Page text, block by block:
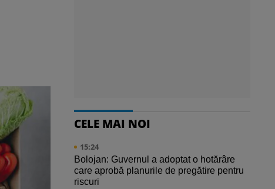
CELE MAI NOI
15:24
Bolojan: Guvernul a adoptat o hotărâre
care aprobă planurile de pregătire pentru
riscuri